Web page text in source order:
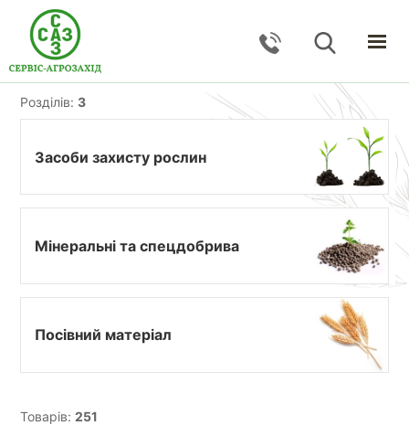
ГОЛОВНА
КАТАЛОГ
НОВИНИ
Тернопільська обл., с. Великі Гаї, вул. Підлісна, 27
+38 (067) 24–38–191
serviceagrozahid@gmail.com
Розділів: 3
Засоби захисту рослин
Мінеральні та спецдобрива
Посівний матеріал
Товарів: 251